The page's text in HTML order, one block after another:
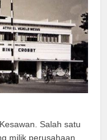
Salah satu
milik perusahaan